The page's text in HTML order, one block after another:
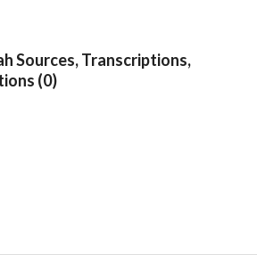
Sources, Transcriptions,
(0)